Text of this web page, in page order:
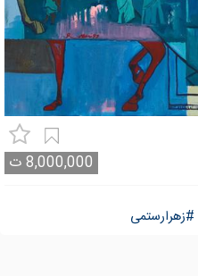
8,000,000ت
#زهرارستمی